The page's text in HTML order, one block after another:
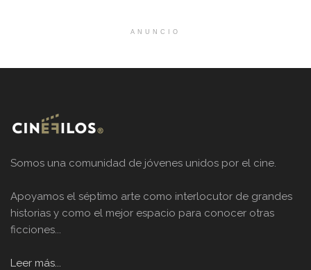
ANUNCIO
Somos una comunidad de jóvenes unidos por el cine.
Apoyamos el séptimo arte como interlocutor de grandes
historias y como el mejor espacio para conocer otras
ficciones...
Leer más...